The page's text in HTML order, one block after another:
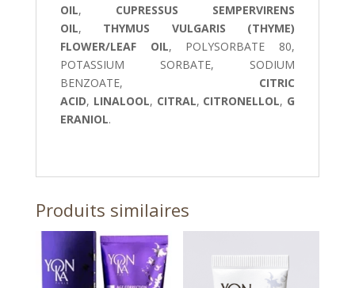
OIL, CUPRESSUS SEMPERVIRENS
OIL, THYMUS VULGARIS (THYME)
FLOWER/LEAF OIL, POLYSORBATE 80,
POTASSIUM SORBATE, SODIUM
BENZOATE, CITRIC
ACID, LINALOOL, CITRAL, CITRONELLOL, G
ERANIOL.
Produits similaires